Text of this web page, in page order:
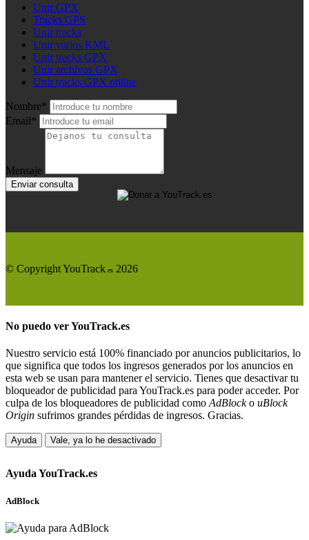
Unir GPX
Tracks GPS
Unir tracks
Unir varios KML
Unir tracks GPX
Unir archivos GPX
Unir tracks GPX online
Nombre*
Email*
Mensaje
Enviar consulta
© Copyright YouTrack .es 2026
No puedo verYouTrack.es
Nuestro servicio está 100% financiado por anuncios publicitarios, lo
que significa que todos los ingresos generados por los anuncios en
esta web se usan para mantener el servicio. Tienes que desactivar tu
bloqueador de publicidad para YouTrack.es para poder acceder. Por
culpa de los bloqueadores de publicidad como AdBlocko uBlock
Origin sufrimos grandes pérdidas de ingresos. Gracias.
Ayuda Vale, ya lo he desactivado
Ayuda YouTrack.es
AdBlock